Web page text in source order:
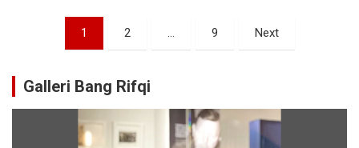
1 2 … 9 Next
Galleri Bang Rifqi